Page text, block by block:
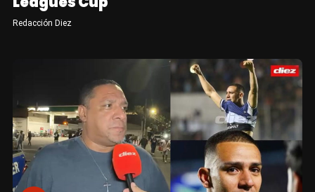
Redacción Diez